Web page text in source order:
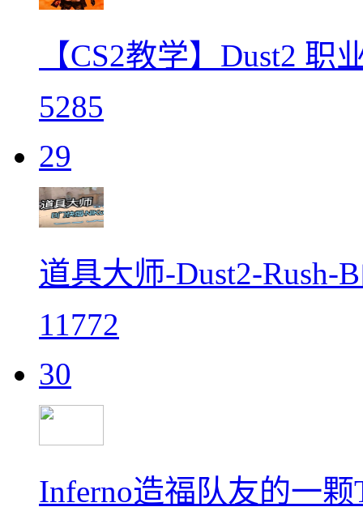
【CS2教学】Dust2
5285
29
道具大师-Dust2-Rush-
11772
30
Inferno造福队友的一